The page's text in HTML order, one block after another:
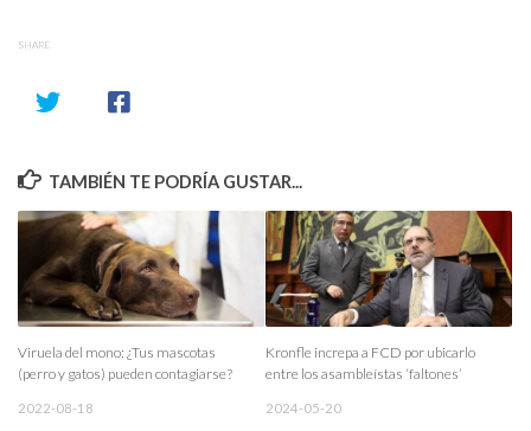
SHARE
TAMBIÉN TE PODRÍA GUSTAR...
Viruela del mono: ¿Tus mascotas
(perro y gatos) pueden contagiarse?
2022-08-18
Kronfle increpa a FCD por ubicarlo
entre los asambleístas ‘faltones’
2024-05-20